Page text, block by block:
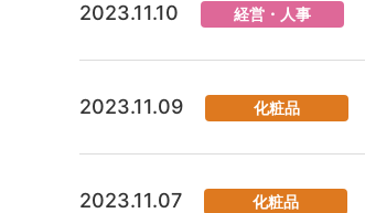
2023.11.10 経営・人事
2023.11.09 化粧品
2023.11.07 化粧品